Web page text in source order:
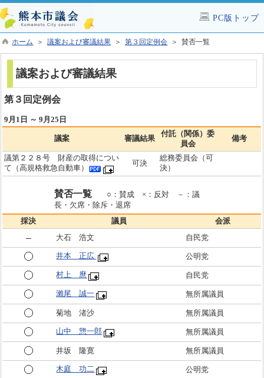
PC版トップ
ホーム ＞議案および審議結果 ＞第３回定例会 ＞ 賛否一覧
議案および審議結果
第３回定例会
9月1日 ～ 9月25日
議案 審議結果
付託（関係）委
員会
備考
議第２２８号 財産の取得につい
て（高規格救急自動車）
可決
総務委員会（可
決）
賛否一覧
○：賛成 ×：反対 －：議
長・欠席・除斥・退席
採決 議員
会派
大石 浩文
自民党
井本 正広 公明党
村上 麿 自民党
瀨尾 誠一 無所属議員
菊地 渚沙 無所属議員
山中 惣一郎 無所属議員
井坂 隆寛 無所属議員
木庭 功二 公明党